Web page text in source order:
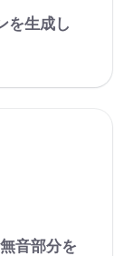
を生成し
音部分を